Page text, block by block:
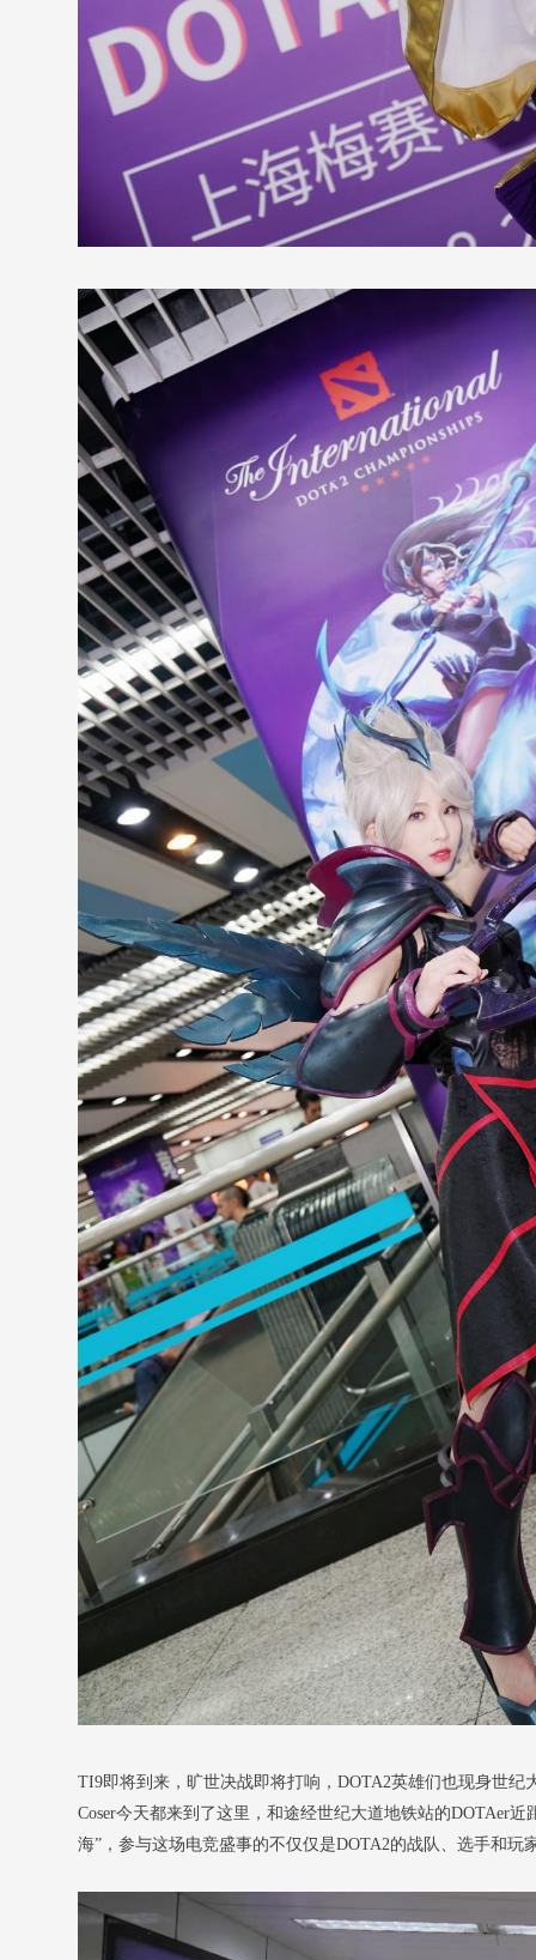
TI9即将到来，旷世决战即将打响，DOTA2英雄们也现身世纪
Coser今天都来到了这里，和途经世纪大道地铁站的DOTAer
海”，参与这场电竞盛事的不仅仅是DOTA2的战队、选手和